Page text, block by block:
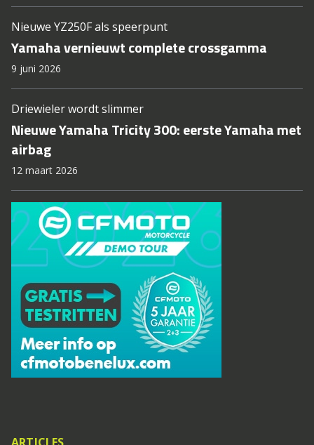
Nieuwe YZ250F als speerpunt
Yamaha vernieuwt complete crossgamma
9 juni 2026
Driewieler wordt slimmer
Nieuwe Yamaha Tricity 300: eerste Yamaha met
airbag
12 maart 2026